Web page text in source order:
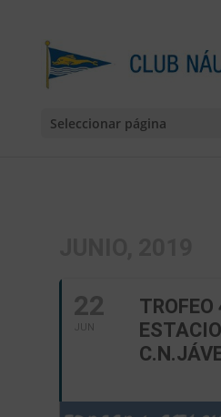
Seleccionar página
22
JUN
TROFEO